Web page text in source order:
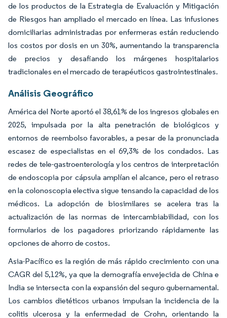
de los productos de la Estrategia de Evaluación y Mitigación
de Riesgos han ampliado el mercado en línea. Las infusiones
domiciliarias administradas por enfermeras están reduciendo
los costos por dosis en un 30%, aumentando la transparencia
de precios y desafiando los márgenes hospitalarios
tradicionales en el mercado de terapéuticos gastrointestinales.
Análisis Geográfico
América del Norte aportó el 38,61% de los ingresos globales en
2025, impulsada por la alta penetración de biológicos y
entornos de reembolso favorables, a pesar de la pronunciada
escasez de especialistas en el 69,3% de los condados. Las
redes de tele-gastroenterología y los centros de interpretación
de endoscopia por cápsula amplían el alcance, pero el retraso
en la colonoscopia electiva sigue tensando la capacidad de los
médicos. La adopción de biosimilares se acelera tras la
actualización de las normas de intercambiabilidad, con los
formularios de los pagadores priorizando rápidamente las
opciones de ahorro de costos.
Asia-Pacífico es la región de más rápido crecimiento con una
CAGR del 5,12%, ya que la demografía envejecida de China e
India se intersecta con la expansión del seguro gubernamental.
Los cambios dietéticos urbanos impulsan la incidencia de la
colitis ulcerosa y la enfermedad de Crohn, orientando la